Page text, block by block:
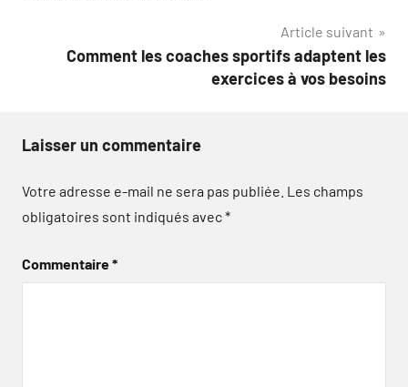
Article suivant
Comment les coaches sportifs adaptent les
exercices à vos besoins
Laisser un commentaire
Votre adresse e-mail ne sera pas publiée. Les champs
obligatoires sont indiqués avec*
Commentaire*